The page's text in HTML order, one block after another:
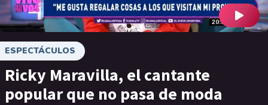
ESPECTÁCULOS
Ricky Maravilla, el cantante
popular que no pasa de moda